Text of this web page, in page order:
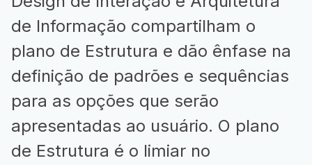
de Informação compartilham o
plano de Estrutura e dão ênfase na
definição de padrões e sequências
para as opções que serão
apresentadas ao usuário. O plano
de Estrutura é o limiar no